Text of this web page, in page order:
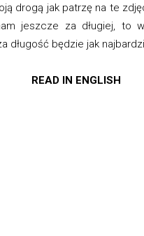
drogą jak patrzę na te
jeszcze za długiej, to
długość będzie jak
READ IN ENGLISH